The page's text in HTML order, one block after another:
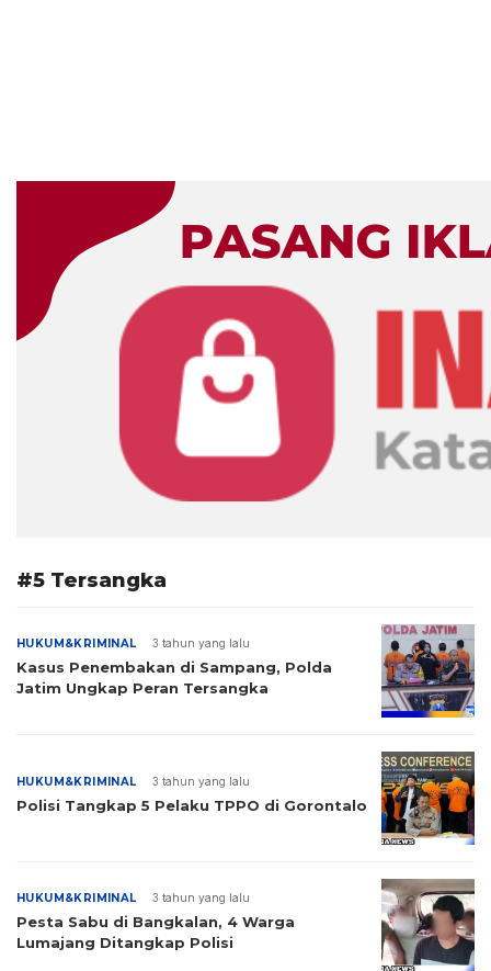
#5 Tersangka
HUKUM&KRIMINAL 3 tahun yang lalu
Kasus Penembakan di Sampang, Polda
Jatim Ungkap Peran Tersangka
HUKUM&KRIMINAL 3 tahun yang lalu
Polisi Tangkap 5 Pelaku TPPO di Gorontalo
HUKUM&KRIMINAL 3 tahun yang lalu
Pesta Sabu di Bangkalan, 4 Warga
Lumajang Ditangkap Polisi